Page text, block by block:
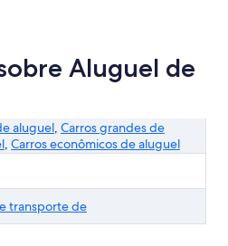
Aluguel de
aluguel, Carros grandes de
, Carros econômicos de aluguel
transporte de